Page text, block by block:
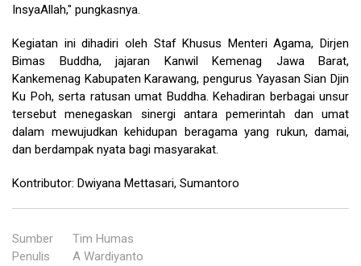
InsyaAllah," pungkasnya.
Kegiatan ini dihadiri oleh Staf Khusus Menteri Agama, Dirjen
Bimas Buddha, jajaran Kanwil Kemenag Jawa Barat,
Kankemenag Kabupaten Karawang, pengurus Yayasan Sian Djin
Ku Poh, serta ratusan umat Buddha. Kehadiran berbagai unsur
tersebut menegaskan sinergi antara pemerintah dan umat
dalam mewujudkan kehidupan beragama yang rukun, damai,
dan berdampak nyata bagi masyarakat.
Kontributor: Dwiyana Mettasari, Sumantoro
Sumber
:
Tim Humas
Penulis
:
A Wardiyanto